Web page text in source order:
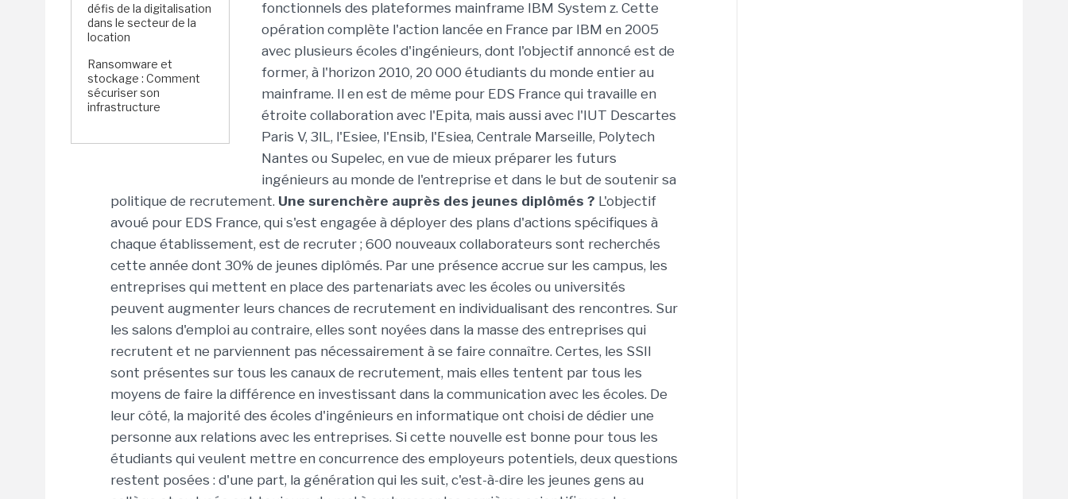
défis de la digitalisation
dans le secteur de la
location
Ransomware et
stockage : Comment
sécuriser son
infrastructure
fonctionnels des plateformes mainframe IBM System z. Cette
opération complète l'action lancée en France par IBM en 2005
avec plusieurs écoles d'ingénieurs, dont l'objectif annoncé est de
former, à l'horizon 2010, 20 000 étudiants du monde entier au
mainframe. Il en est de même pour EDS France qui travaille en
étroite collaboration avec l'Epita, mais aussi avec l'IUT Descartes
Paris V, 3IL, l'Esiee, l'Ensib, l'Esiea, Centrale Marseille, Polytech
Nantes ou Supelec, en vue de mieux préparer les futurs
ingénieurs au monde de l'entreprise et dans le but de soutenir sa
politique de recrutement. Une surenchère auprès des jeunes diplômés ? L'objectif
avoué pour EDS France, qui s'est engagée à déployer des plans d'actions spécifiques à
chaque établissement, est de recruter ; 600 nouveaux collaborateurs sont recherchés
cette année dont 30% de jeunes diplômés. Par une présence accrue sur les campus, les
entreprises qui mettent en place des partenariats avec les écoles ou universités
peuvent augmenter leurs chances de recrutement en individualisant des rencontres. Sur
les salons d'emploi au contraire, elles sont noyées dans la masse des entreprises qui
recrutent et ne parviennent pas nécessairement à se faire connaître. Certes, les SSII
sont présentes sur tous les canaux de recrutement, mais elles tentent par tous les
moyens de faire la différence en investissant dans la communication avec les écoles. De
leur côté, la majorité des écoles d'ingénieurs en informatique ont choisi de dédier une
personne aux relations avec les entreprises. Si cette nouvelle est bonne pour tous les
étudiants qui veulent mettre en concurrence des employeurs potentiels, deux questions
restent posées : d'une part, la génération qui les suit, c'est-à-dire les jeunes gens au